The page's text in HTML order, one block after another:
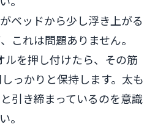
ベッドから少し浮き上がる
これは問題ありません。
ルを押し付けたら、その筋
っかりと保持します。太も
引き締まっているのを意識
。